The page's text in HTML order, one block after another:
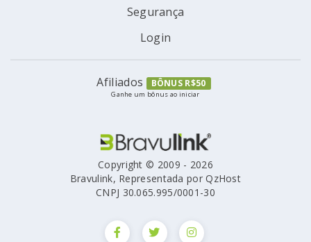
Segurança
Login
Afiliados BÔNUS R$50
Ganhe um bônus ao iniciar
Copyright © 2009 - 2026
Bravulink, Representada por QzHost
CNPJ 30.065.995/0001-30